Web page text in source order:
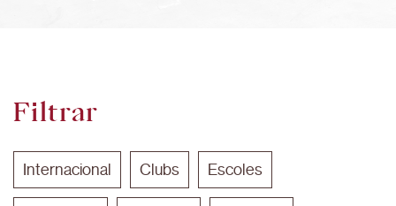
Filtrar
Internacional Clubs Escoles